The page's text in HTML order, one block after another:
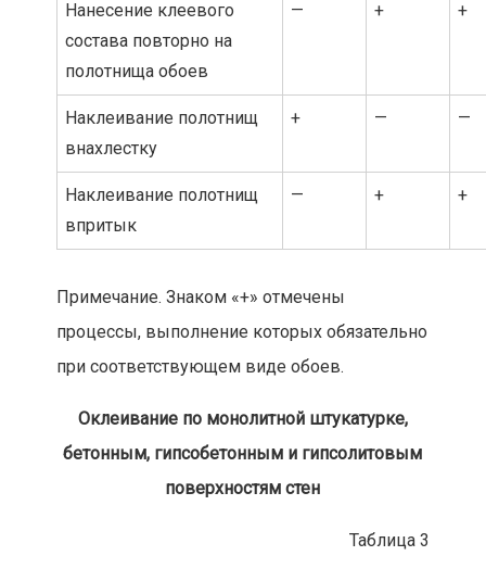
Нанесение клеевого
состава повторно на
полотнища обоев
— + +
Наклеивание полотнищ
внахлестку
+ — —
Наклеивание полотнищ
впритык
— + +
Примечание. Знаком «+» отмечены
процессы, выполнение которых обязательно
при соответствующем виде обоев.
Оклеивание по монолитной штукатурке,
бетонным, гипсобетонным и гипсолитовым
поверхностям стен
Таблица 3